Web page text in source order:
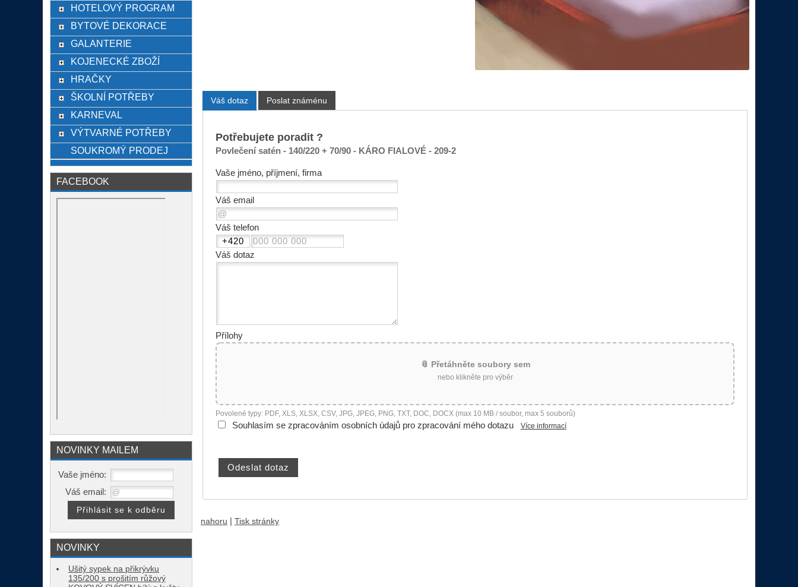
Váš dotaz Poslat známénu
Potřebujete poradit ?
Povlečení satén - 140/220 + 70/90 - KÁRO FIALOVÉ - 209-2
Vaše jméno, příjmení, firma
Váš email
Váš telefon
Váš dotaz
Přílohy
📎 Přetáhněte soubory sem
nebo klikněte pro výběr
Povolené typy: PDF, XLS, XLSX, CSV, JPG, JPEG, PNG, TXT, DOC, DOCX (max 10 MB / soubor, max 5 souborů)
Souhlasím se zpracováním osobních údajů pro zpracování mého dotazu Více informací
nahoru Tisk stránky
HOTELOVÝ PROGRAM
BYTOVÉ DEKORACE
GALANTERIE
KOJENECKÉ ZBOŽÍ
HRAČKY
ŠKOLNÍ POTŘEBY
KARNEVAL
VÝTVARNÉ POTŘEBY
SOUKROMÝ PRODEJ
FACEBOOK
NOVINKY MAILEM
Vaše jméno:
Váš email:
NOVINKY
Ušitý sypek na přikrývku
135/200 s prošitím růžový